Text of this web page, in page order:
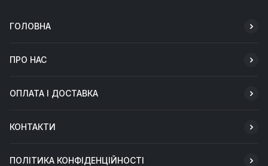
ГОЛОВНА
ПРО НАС
ОПЛАТА І ДОСТАВКА
КОНТАКТИ
ПОЛІТИКА КОНФІДЕНЦІЙНОСТІ